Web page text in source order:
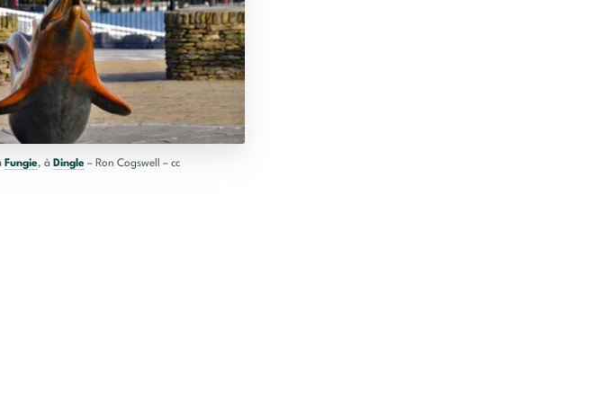
Fungie, à Dingle – Ron Cogswell – cc